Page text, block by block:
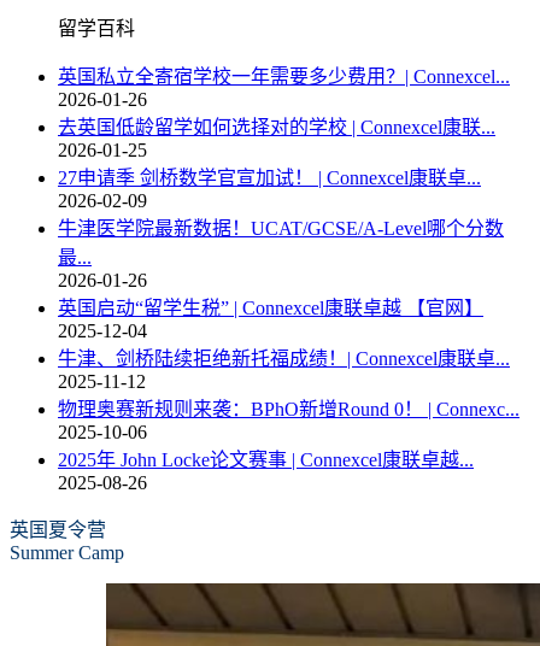
留学百科
英国私立全寄宿学校一年需要多少费用？| Connexcel...
2026-01-26
去英国低龄留学如何选择对的学校 | Connexcel康联...
2026-01-25
27申请季 剑桥数学官宣加试！ | Connexcel康联卓...
2026-02-09
牛津医学院最新数据！UCAT/GCSE/A-Level哪个分数
最...
2026-01-26
英国启动“留学生税” | Connexcel康联卓越 【官网】
2025-12-04
牛津、剑桥陆续拒绝新托福成绩！| Connexcel康联卓...
2025-11-12
物理奥赛新规则来袭：BPhO新增Round 0！ | Connexc...
2025-10-06
2025年 John Locke论文赛事 | Connexcel康联卓越...
2025-08-26
英国夏令营
Summer Camp